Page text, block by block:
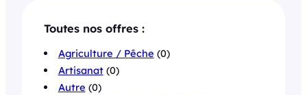
Toutes nos offres :
Agriculture / Pêche (0)
Artisanat(0)
Autre (0)